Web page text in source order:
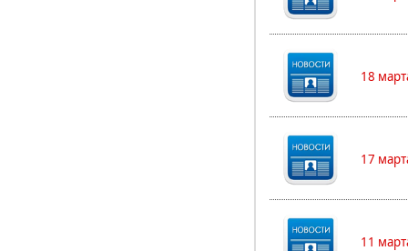
18
17
11